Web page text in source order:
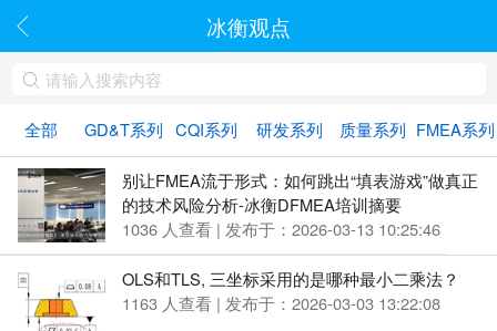
冰衡观点
全部 GD&T系列 CQI系列 研发系列 质量系列 FMEA系列
别让FMEA流于形式：如何跳出“填表游戏”做真正
的技术风险分析-冰衡DFMEA培训摘要
1036 人查看 | 发布于：2026-03-13 10:25:46
OLS和TLS, 三坐标采用的是哪种最小二乘法？
1163 人查看 | 发布于：2026-03-03 13:22:08